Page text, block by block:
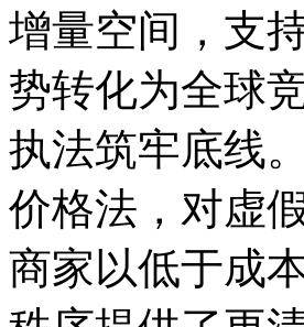
增量空间，支
势转化为全球
执法筑牢底线
价格法，对虚
商家以低于成